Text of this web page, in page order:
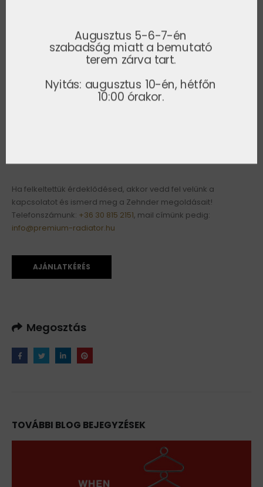
Ha felkeltettük érdeklődésed, akkor vedd fel velünk a
kapcsolatot és ismerd meg a Zehnder megoldásait!
Telefonszámunk: +36 30 815 2151, mail címünk pedig:
info@premium-radiator.hu
AJÁNLATKÉRÉS
Megosztás
TOVÁBBI BLOG BEJEGYZÉSEK
Augusztus 5-6-7-én
szabadság miatt a bemutató
terem zárva tart.
Nyitás: augusztus 10-én, hétfőn
10:00 órakor.